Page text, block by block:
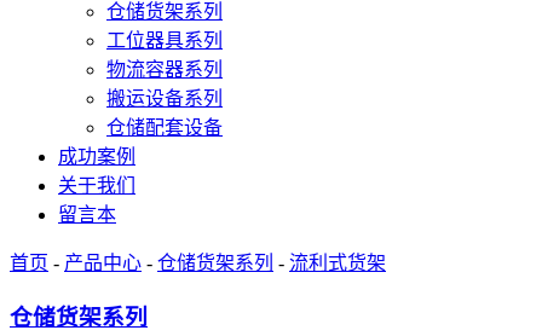
仓储货架系列
工位器具系列
物流容器系列
搬运设备系列
仓储配套设备
成功案例
关于我们
留言本
首页 - 产品中心 - 仓储货架系列 - 流利式货架
仓储货架系列